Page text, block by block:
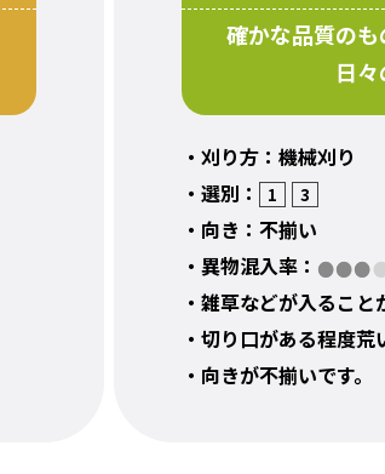
確かな品質のも
日々
・刈り方：機械刈り
・選別：
1 3
・向き：不揃い
・異物混入率：
・雑草などが入ること
・切り口がある程度荒
・向きが不揃いです。